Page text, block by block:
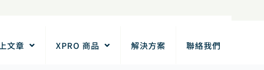
文章 XPRO 商品 解決方案 聯絡我們